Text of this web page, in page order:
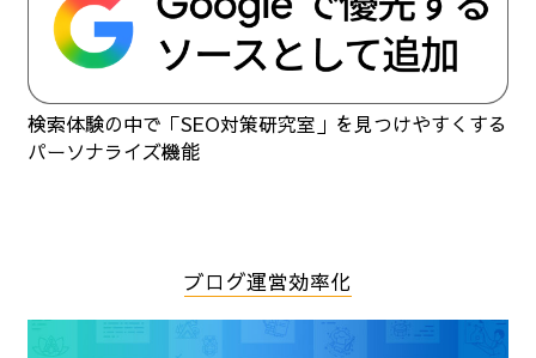
検索体験の中で「SEO対策研究室」を見つけやすくする
パーソナライズ機能
ブログ運営効率化